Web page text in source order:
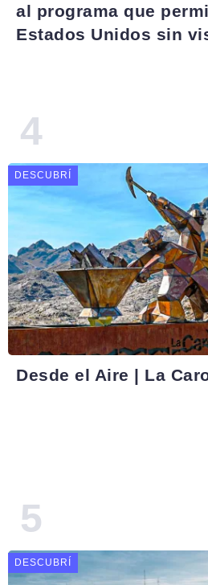
al programa que
Estados Unidos sin
DESCUBRÍ
Desde el Aire | La
DESCUBRÍ